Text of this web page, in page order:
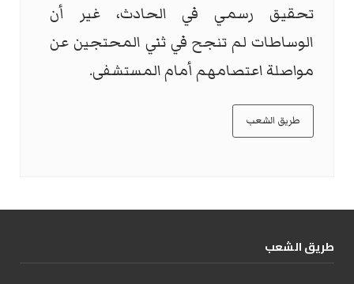
تحقيق رسمي في الحادث، غير أن
الوساطات لم تنجح في ثني المحتجين عن
مواصلة اعتصامهم أمام المستشفى.
طريق الشعب
طریق الشعب